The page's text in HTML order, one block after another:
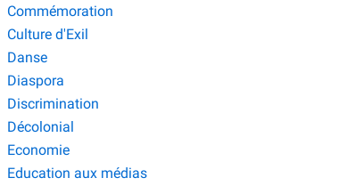
Commémoration
Culture d'Exil
Danse
Diaspora
Discrimination
Décolonial
Economie
Education aux médias